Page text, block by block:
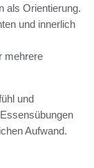
als Orientierung.
und innerlich
mehrere
und
Aufwand.